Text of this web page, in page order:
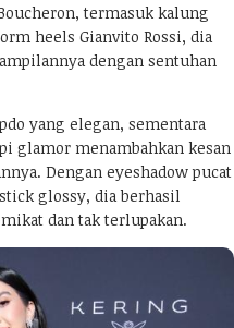
termasuk kalung
heels Gianvito Rossi, dia
dengan sentuhan
yang elegan, sementara
glamor menambahkan kesan
Dengan eyeshadow pucat
glossy, dia berhasil
dan tak terlupakan.